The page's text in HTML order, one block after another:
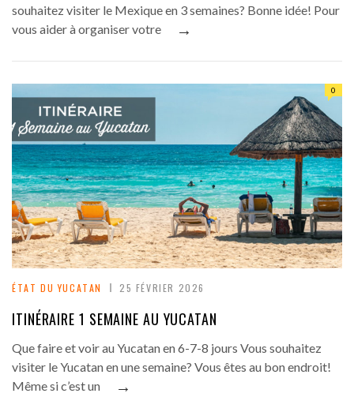
souhaitez visiter le Mexique en 3 semaines? Bonne idée! Pour
vous aider à organiser votre
→
0
ÉTAT DU YUCATAN 25 FÉVRIER 2026
ITINÉRAIRE 1 SEMAINE AU YUCATAN
Que faire et voir au Yucatan en 6-7-8 jours Vous souhaitez
visiter le Yucatan en une semaine? Vous êtes au bon endroit!
Même si c’est un
→